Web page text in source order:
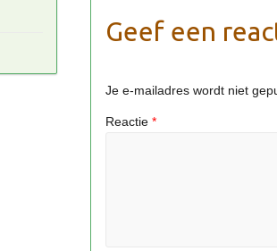
Geef een
Je e-mailadres wordt niet
Reactie *